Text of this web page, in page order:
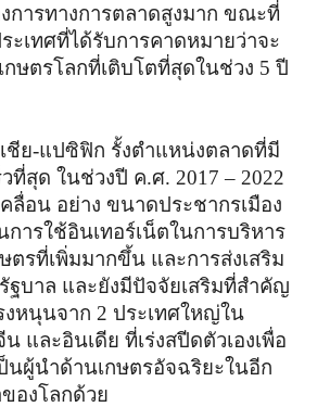
การทางการตลาดสูงมาก ขณะที่
ะเทศที่ได้รับการคาดหมายว่าจะ
กษตรโลกที่เติบโตที่สุดในช่วง 5 ปี
ชีย-แปซิฟิก รั้งตำแหน่งตลาดที่มี
วที่สุด ในช่วงปี ค.ศ. 2017 – 2022
ลื่อน อย่าง ขนาดประชากรเมือง
ารใช้อินเทอร์เน็ตในการบริหาร
ตรที่เพิ่มมากขึ้น และการส่งเสริม
ฐบาล และยังมีปัจจัยเสริมที่สำคัญ
งหนุนจาก 2 ประเทศใหญ่ใน
และอินเดีย ที่เร่งสปีดตัวเองเพื่อ
นผู้นำด้านเกษตรอัจฉริยะในอีก
องโลกด้วย